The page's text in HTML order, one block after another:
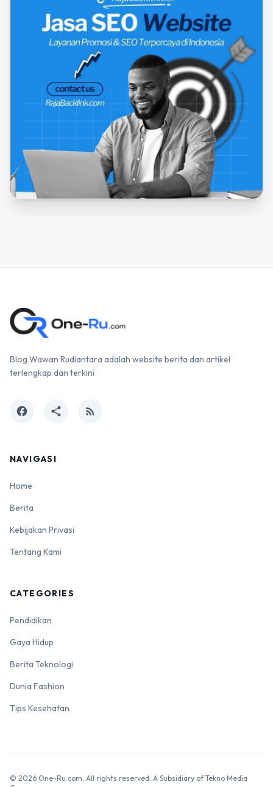
Blog Wawan Rudiantara adalah website berita dan artikel
terlengkap dan terkini
facebook share rss_feed
NAVIGASI
Home
Berita
Kebijakan Privasi
Tentang Kami
CATEGORIES
Pendidikan
Gaya Hidup
Berita Teknologi
Dunia Fashion
Tips Kesehatan
© 2026 One-Ru.com. All rights reserved. A Subsidiary of Tekno Media